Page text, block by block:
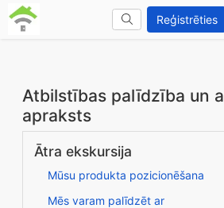
Reģistrēties
Atbilstības palīdzība un
apraksts
Ātra ekskursija
Mūsu produkta pozicionēšana
Mēs varam palīdzēt ar